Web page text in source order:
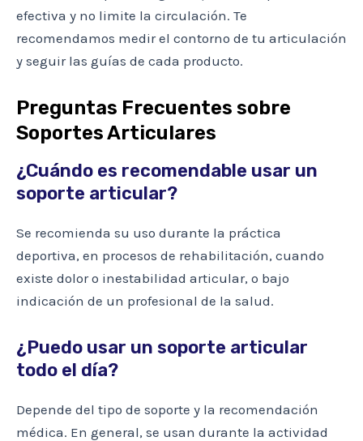
efectiva y no limite la circulación. Te
recomendamos medir el contorno de tu articulación
y seguir las guías de cada producto.
Preguntas Frecuentes sobre
Soportes Articulares
¿Cuándo es recomendable usar un
soporte articular?
Se recomienda su uso durante la práctica
deportiva, en procesos de rehabilitación, cuando
existe dolor o inestabilidad articular, o bajo
indicación de un profesional de la salud.
¿Puedo usar un soporte articular
todo el día?
Depende del tipo de soporte y la recomendación
médica. En general, se usan durante la actividad